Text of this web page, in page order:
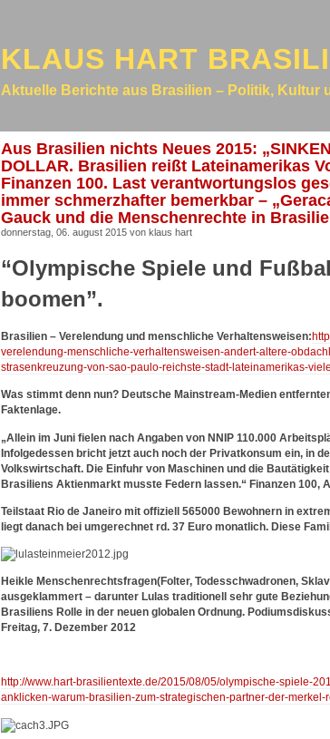
KLAUS HART
Aktuelle Berichte aus Brasilien – Politik, Kultur
Aus Brasilien nichts Neues 2015:
DOLLAR. Brasilien reißt Lateinamerikas
Finanzen 100. Last verantwortungslos
immer schmerzhafter bemerkbar –
Gauck und die Menschenrechte in
donnerstag, 06. august 2015 von klaus hart
“Olympische Spiele und
boomen”.
Brasilien – Verelendung und menschliche Verhaltensweisen:
verelendung-menschliche-verhaltensweisen-andert-altere-
strasenkreuzung-von-sao-paulo-reichste-stadt-lateinamerikas-
Was stimmt denn nun? Deutsche Mainstream-Medien
Faktenlage.
„Allein im Juni fielen nach Angaben von NNIP 110.000
Infolgedessen bricht jetzt auch noch der Privatkonsum ein, in
Volkswirtschaft. Die Einfuhr von Maschinen und die
Brasiliens Aktienmarkt musste Federn lassen.“ Finanzen 100,
Teilstaat Rio de Janeiro mit offiziell 565000 Bewohnern in
liegt danach bei umgerechnet rd. 37 Euro monatlich. Diese
Heikle Menschenrechtsfragen(Folter, Todesschwadronen,
ausgeklammert – darunter Lulas traditionell sehr gute
Brasiliens Rolle in der neuen globalen Ordnung.
Freitag, 7. Dezember 2012
http://www.hart-brasilientexte.de/2015/08/05/olympische-spiele-
anklicken-warum-brasilien-zum-strategischen-partner-der-